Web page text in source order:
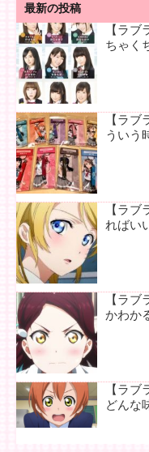
最新の投稿
【ラ
ちゃく
【ラ
ういう
【ラ
ればい
【ラ
かわか
【ラ
どんな